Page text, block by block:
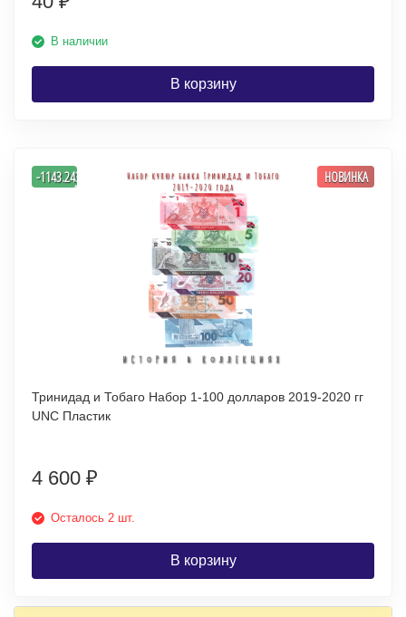
В наличии
В корзину
-
-1143.2432432432
%
НОВИНКА
Тринидад и Тобаго Набор 1-100 долларов 2019-2020 гг
UNC Пластик
4 600 ₽
Осталось 2 шт.
В корзину